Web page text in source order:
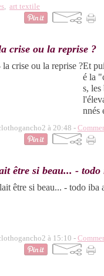
, art textile
crise ou la reprise ?
Et
é la
s, les
nnés
à 20:48 -
être si beau... -
à 15:10 -